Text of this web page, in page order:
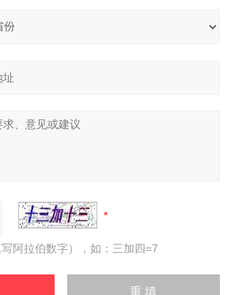
阿拉伯数字），如：三加四=7